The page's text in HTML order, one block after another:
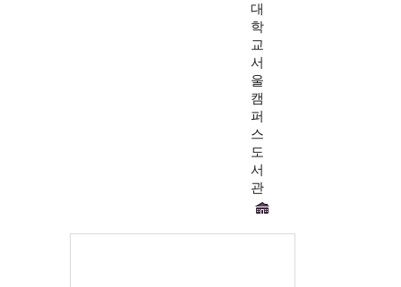
대
학
교
서
울
캠
퍼
스
도
서
관